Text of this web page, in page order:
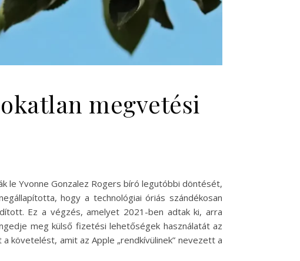
megvetési
le Yvonne Gonzalez Rogers bíró legutóbbi döntését,
hogy a technológiai óriás szándékosan
Ez a végzés, amelyet 2021-ben adtak ki, arra
meg külső fizetési lehetőségek használatát az
követelést, amit az Apple „rendkívülinek” nevezett a